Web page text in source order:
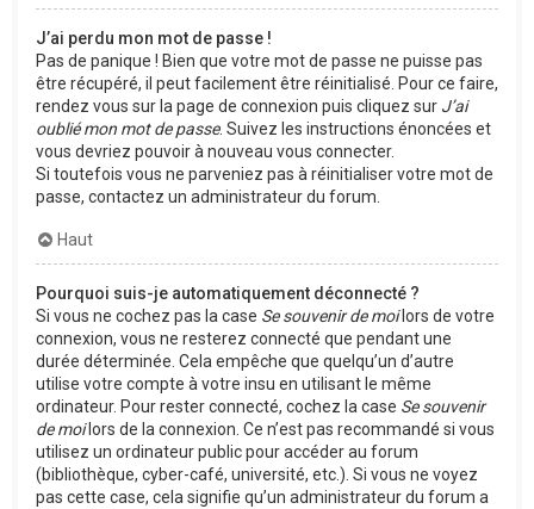
J’ai perdu mon mot de passe !
Pas de panique ! Bien que votre mot de passe ne puisse pas
être récupéré, il peut facilement être réinitialisé. Pour ce faire,
rendez vous sur la page de connexion puis cliquez sur J’ai
oublié mon mot de passe. Suivez les instructions énoncées et
vous devriez pouvoir à nouveau vous connecter.
Si toutefois vous ne parveniez pas à réinitialiser votre mot de
passe, contactez un administrateur du forum.
Haut
Pourquoi suis-je automatiquement déconnecté ?
Si vous ne cochez pas la case Se souvenir de moilors de votre
connexion, vous ne resterez connecté que pendant une
durée déterminée. Cela empêche que quelqu’un d’autre
utilise votre compte à votre insu en utilisant le même
ordinateur. Pour rester connecté, cochez la case Se souvenir
de moilors de la connexion. Ce n’est pas recommandé si vous
utilisez un ordinateur public pour accéder au forum
(bibliothèque, cyber-café, université, etc.). Si vous ne voyez
pas cette case, cela signifie qu’un administrateur du forum a